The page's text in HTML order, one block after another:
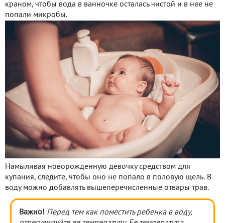
краном, чтобы вода в ванночке осталась чистой и в нее не
попали микробы.
Намыливая новорожденную девочку средством для
купания, следите, чтобы оно не попало в половую щель. В
воду можно добавлять вышеперечисленные отвары трав.
Важно! Перед тем как поместить ребенка в воду,